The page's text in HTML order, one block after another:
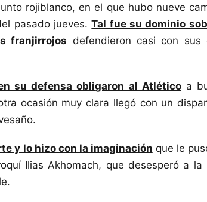
rojiblanco, en el que hubo nueve
pasado jueves.Tal fue su dominio
franjirrojos defendieron casi con sus
su defensa obligaron al Atléticoa
ocasión muy clara llegó con un
y lo hizo con la imaginación que le
Ilias Akhomach, que desesperó a la